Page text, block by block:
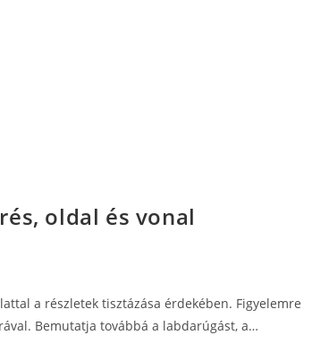
oldal és vonal
a részletek tisztázása érdekében. Figyelemre
Bemutatja továbbá a labdarúgást, a…